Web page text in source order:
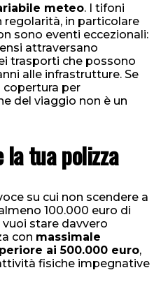
meteo. I tifoni
regolarità, in particolare
sono eventi eccezionali:
attraversano
trasporti che possono
alle infrastrutture. Se
copertura per
del viaggio non è un
la tua polizza
su cui non scendere a
100.000 euro di
stare davvero
con massimale
ai 500.000 euro,
fisiche impegnative